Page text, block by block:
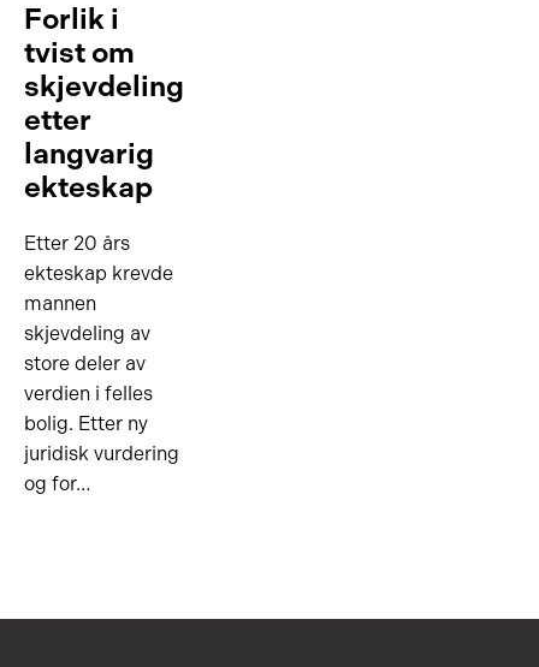
Forlik i
tvist om
skjevdeling
etter
langvarig
ekteskap
Etter 20 års
ekteskap krevde
mannen
skjevdeling av
store deler av
verdien i felles
bolig. Etter ny
juridisk vurdering
og for…